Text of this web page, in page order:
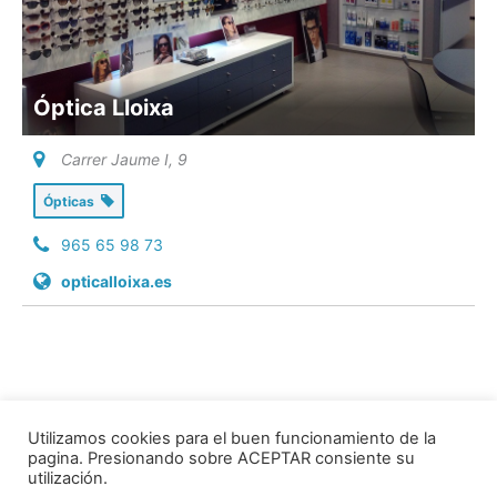
Óptica Lloixa
Carrer Jaume I, 9
Ópticas
965 65 98 73
opticalloixa.es
Utilizamos cookies para el buen funcionamiento de la
pagina. Presionando sobre ACEPTAR consiente su
utilización.